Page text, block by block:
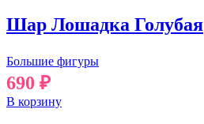
Шар Лошадка Голубая
Большие фигуры
690 ₽
В корзину